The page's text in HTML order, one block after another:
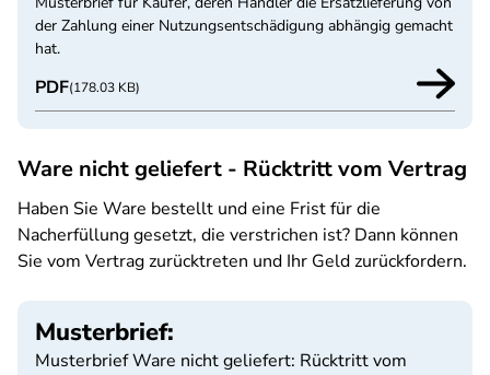
der Zahlung einer Nutzungsentschädigung abhängig gemacht
hat.
PDF(178.03 KB)
Ware nicht geliefert - Rücktritt vom Vertrag
Haben Sie Ware bestellt und eine Frist für die
Nacherfüllung gesetzt, die verstrichen ist? Dann können
Sie vom Vertrag zurücktreten und Ihr Geld zurückfordern.
Musterbrief:
Musterbrief Ware nicht geliefert: Rücktritt vom